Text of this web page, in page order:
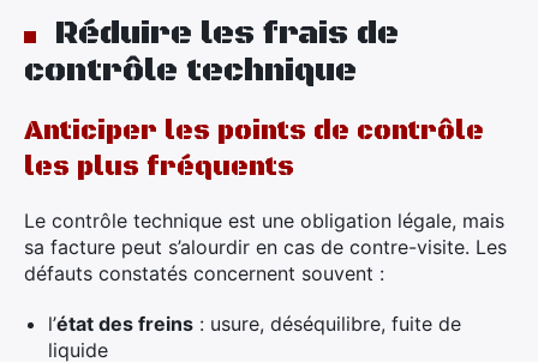
Réduire les frais de
contrôle technique
Anticiper les points de contrôle
les plus fréquents
Le contrôle technique est une obligation légale, mais
sa facture peut s’alourdir en cas de contre-visite. Les
défauts constatés concernent souvent :
l’état des freins : usure, déséquilibre, fuite de
liquide